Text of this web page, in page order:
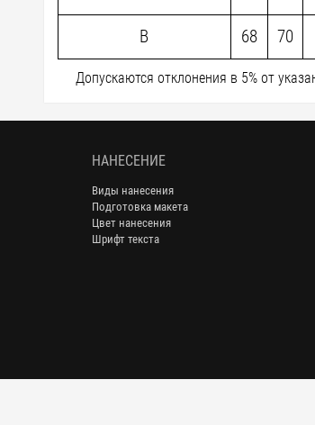
B 68 70
Допускаются отклонения в 5% от
НАНЕСЕНИЕ
Виды нанесения
Подготовка макета
Цвет нанесения
Шрифт текста